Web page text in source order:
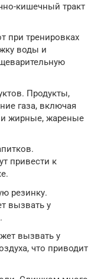
кишечный тракт
при тренировках
воды и
Продукты,
газа, включая
жирные, жареные
привести к
резинку.
вызвать у
вызвать у
что приводит